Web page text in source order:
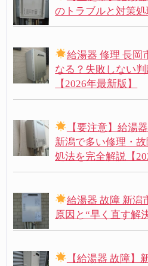
のトラブルと対策
給湯器 修理 長岡
なる？失敗しない
【2026年最新版】
【要注意】給湯
新潟で多い修理・
処法を完全解説【
給湯器 故障 新潟
原因と“早く直す解
【給湯器 故障】